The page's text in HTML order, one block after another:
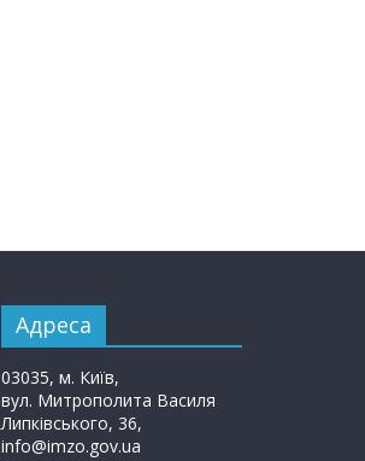
Адреса
03035, м. Київ,
вул. Митрополита Василя
Липківського, 36,
info@imzo.gov.ua